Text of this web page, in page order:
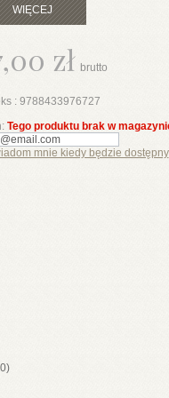
WIĘCEJ
zł brutto
: 9788433976727
Tego produktu brak w
mnie kiedy będzie dostępny